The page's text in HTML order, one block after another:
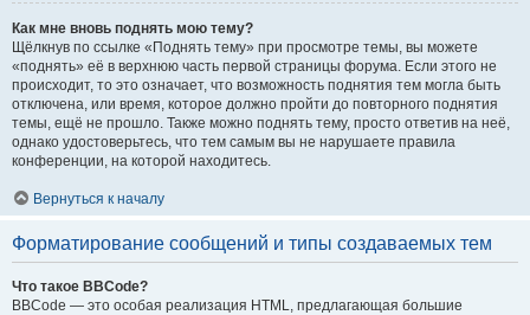
Как мне вновь поднять мою тему?
Щёлкнув по ссылке «Поднять тему» при просмотре темы, вы можете
«поднять» её в верхнюю часть первой страницы форума. Если этого не
происходит, то это означает, что возможность поднятия тем могла быть
отключена, или время, которое должно пройти до повторного поднятия
темы, ещё не прошло. Также можно поднять тему, просто ответив на неё,
однако удостоверьтесь, что тем самым вы не нарушаете правила
конференции, на которой находитесь.
Вернуться к началу
Форматирование сообщений и типы создаваемых тем
Что такое BBCode?
BBCode — это особая реализация HTML, предлагающая большие